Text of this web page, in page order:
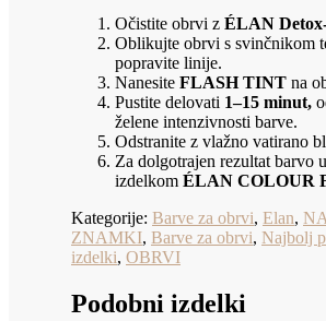
Očistite obrvi z ÉLAN
Oblikujte obrvi s svinčnikom
popravite linije.
Nanesite FLASH TINT na
Pustite delovati 1–15 minut,
želene intenzivnosti barve.
Odstranite z vlažno vatirano
Za dolgotrajen rezultat barvo
izdelkom ÉLAN COLOUR
Kategorije: Barve za obrvi, Elan,
ZNAMKI, Barve za obrvi, Najbolj
izdelki, OBRVI
Podobni izdelki